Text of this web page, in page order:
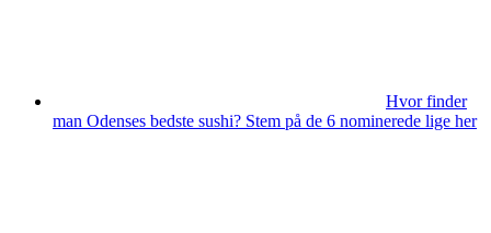
Hvor finder
man Odenses bedste sushi? Stem på de 6 nominerede lige her